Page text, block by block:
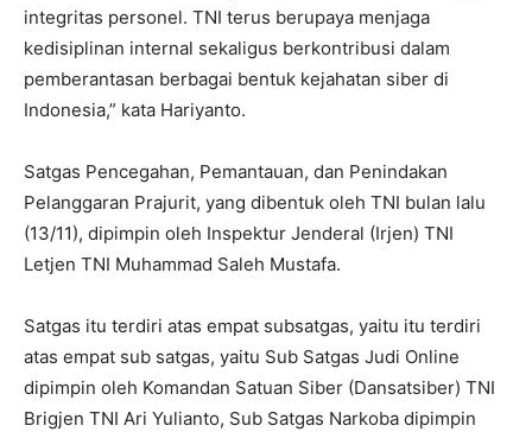
integritas personel. TNI terus berupaya menjaga
kedisiplinan internal sekaligus berkontribusi dalam
pemberantasan berbagai bentuk kejahatan siber di
Indonesia,” kata Hariyanto.
Satgas Pencegahan, Pemantauan, dan Penindakan
Pelanggaran Prajurit, yang dibentuk oleh TNI bulan lalu
(13/11), dipimpin oleh Inspektur Jenderal (Irjen) TNI
Letjen TNI Muhammad Saleh Mustafa.
Satgas itu terdiri atas empat subsatgas, yaitu itu terdiri
atas empat sub satgas, yaitu Sub Satgas Judi Online
dipimpin oleh Komandan Satuan Siber (Dansatsiber) TNI
Brigjen TNI Ari Yulianto, Sub Satgas Narkoba dipimpin